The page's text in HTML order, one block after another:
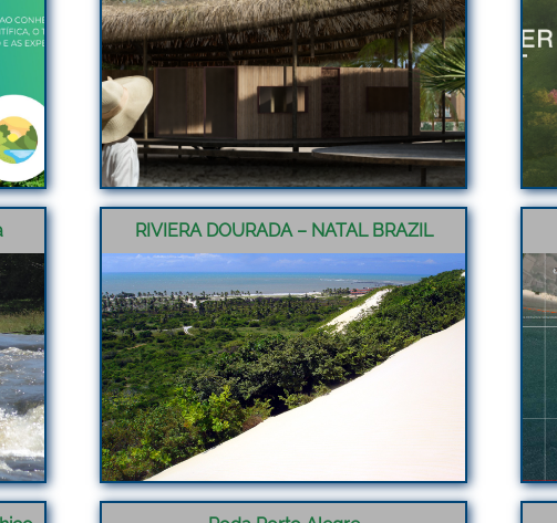
RIVIERA DOURADA – NATAL BRAZIL